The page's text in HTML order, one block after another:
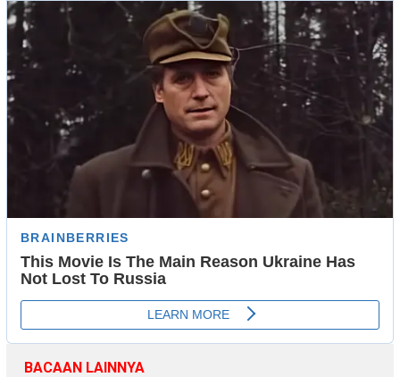
BACAAN LAINNYA